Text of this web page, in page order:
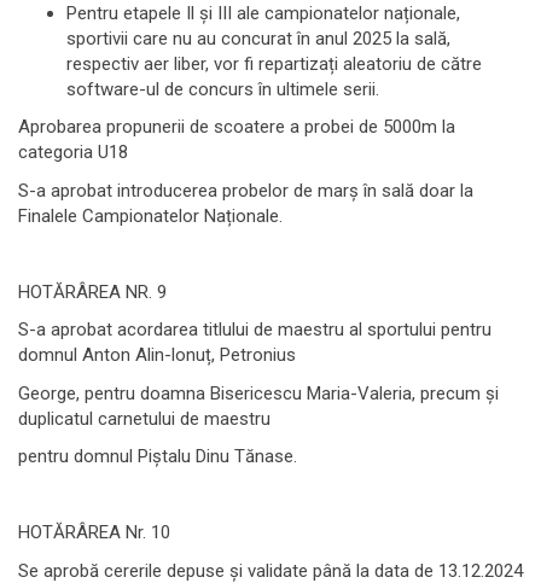
Pentru etapele Il şi III ale campionatelor naționale,
sportivii care nu au concurat în anul 2025 la sală,
respectiv aer liber, vor fi repartizați aleatoriu de către
software-ul de concurs în ultimele serii.
Aprobarea propunerii de scoatere a probei de 5000m la
categoria U18
S-a aprobat introducerea probelor de marş în sală doar la
Finalele Campionatelor Naționale.
HOTĂRÂREA NR. 9
S-a aprobat acordarea titlului de maestru al sportului pentru
domnul Anton Alin-lonuț, Petronius
George, pentru doamna Bisericescu Maria-Valeria, precum şi
duplicatul carnetului de maestru
pentru domnul Piştalu Dinu Tănase.
HOTĂRÂREA Nr. 10
Se aprobă cererile depuse şi validate până la data de 13.12.2024